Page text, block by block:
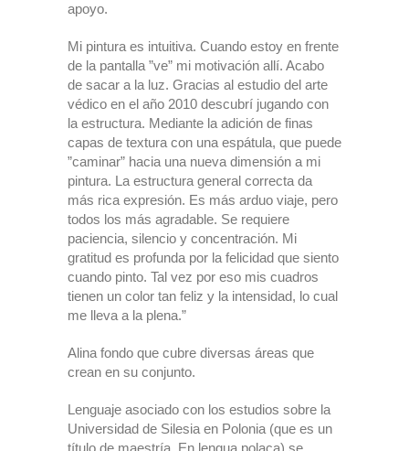
apoyo.
Mi pintura es intuitiva. Cuando estoy en frente
de la pantalla ”ve” mi motivación allí. Acabo
de sacar a la luz. Gracias al estudio del arte
védico en el año 2010 descubrí jugando con
la estructura. Mediante la adición de finas
capas de textura con una espátula, que puede
”caminar” hacia una nueva dimensión a mi
pintura. La estructura general correcta da
más rica expresión. Es más arduo viaje, pero
todos los más agradable. Se requiere
paciencia, silencio y concentración. Mi
gratitud es profunda por la felicidad que siento
cuando pinto. Tal vez por eso mis cuadros
tienen un color tan feliz y la intensidad, lo cual
me lleva a la plena.”
Alina fondo que cubre diversas áreas que
crean en su conjunto.
Lenguaje asociado con los estudios sobre la
Universidad de Silesia en Polonia (que es un
título de maestría. En lengua polaca) se